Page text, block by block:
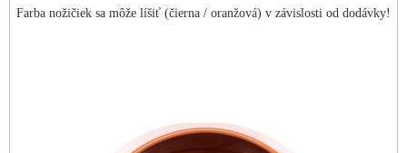
Farba nožičiek sa môže líšiť (čierna / oranžová) v závislosti od dodávky!